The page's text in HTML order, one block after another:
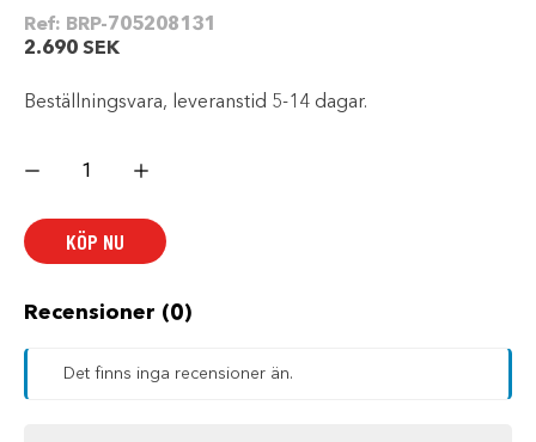
Ref: BRP-705208131
2.690 SEK
Beställningsvara, leveranstid 5-14 dagar.
ASSY
KÖP NU
Recensioner (0)
Det finns inga recensioner än.